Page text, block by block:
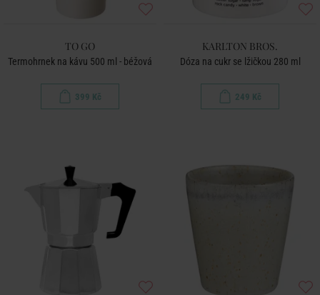
TO GO
Termohrnek na kávu 500 ml - béžová
399 Kč
KARLTON BROS.
Dóza na cukr se lžičkou 280 ml
249 Kč